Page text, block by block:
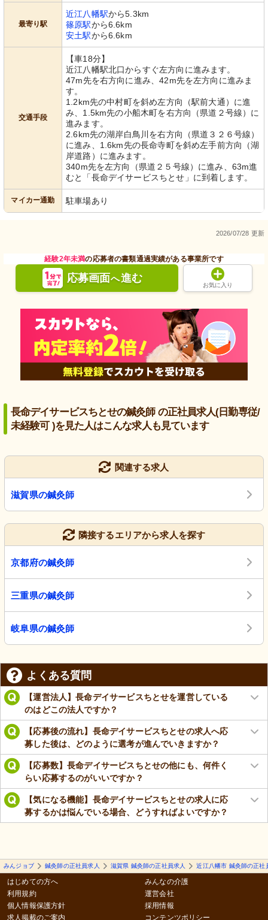
最寄り駅
近江八幡駅から5.3km
篠原駅から6.6km
安土駅から6.6km
交通手段
【車18分】
近江八幡駅北口からすぐ左方向に進みます。
47m先を右方向に進み、42m先を左方向に進みま
す。
1.2km先の中村町を斜め左方向（駅前大通）に進
み、1.5km先の小船木町を右方向（県道２号線）に
進みます。
2.6km先の湖岸白鳥川を右方向（県道３２６号線）
に進み、1.6km先の長命寺町を斜め左手前方向（湖
岸道路）に進みます。
340m先を左方向（県道２５号線）に進み、63m進
むと「長命デイサービスちとせ」に到着します。
マイカー通勤 駐車場あり
2026/07/28 更新
経験2年未満の応募者の書類通過実績がある事業所です
応募画面へ進む
お気に入り
長命デイサービスちとせの鍼灸師 の正社員求人(日勤専従/
未経験可 )を見た人はこんな求人も見ています
関連する求人
滋賀県の鍼灸師
隣接するエリアから求人を探す
京都府の鍼灸師
三重県の鍼灸師
岐阜県の鍼灸師
よくある質問
【運営法人】長命デイサービスちとせを運営している
のはどこの法人ですか？
【応募後の流れ】長命デイサービスちとせの求人へ応
募した後は、どのように選考が進んでいきますか？
【応募数】長命デイサービスちとせの他にも、何件く
らい応募するのがいいですか？
【気になる機能】長命デイサービスちとせの求人に応
募するかは悩んでいる場合、どうすればよいですか？
みんジョブ 鍼灸師の正社員求人 滋賀県 鍼灸師の正社員求人 近江八幡市 鍼灸師の正社
はじめての方へ
利用規約
個人情報保護方針
求人掲載のご案内
みんなの介護
運営会社
採用情報
コンテンツポリシー